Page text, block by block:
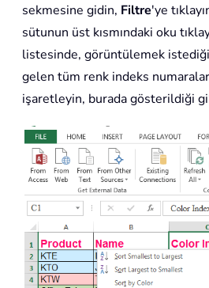
sekmesine gidin, Filtre'ye
sütunun üst kısmındaki oku
listesinde, görüntülemek
gelen tüm renk indeks
işaretleyin, burada gösterildiği